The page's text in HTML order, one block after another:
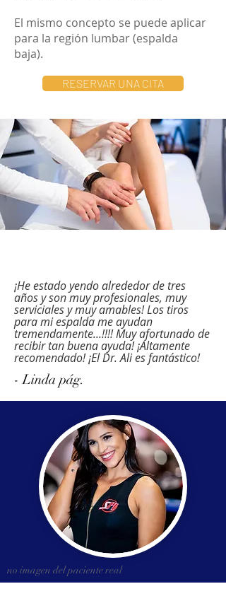
El mismo concepto se puede aplicar
para la región lumbar (espalda
baja).
RESERVAR UNA CITA
¡He estado yendo alrededor de tres
años y son muy profesionales, muy
serviciales y muy amables! Los tiros
para mi espalda me ayudan
tremendamente...!!!! Muy afortunado de
recibir tan buena ayuda! ¡Altamente
recomendado! ¡El Dr. Ali es fantástico!
- Linda pág.
no imagen del paciente real